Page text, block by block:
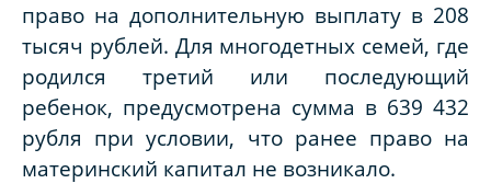
право на дополнительную выплату в 208
тысяч рублей. Для многодетных семей, где
родился третий или последующий
ребенок, предусмотрена сумма в 639 432
рубля при условии, что ранее право на
материнский капитал не возникало.